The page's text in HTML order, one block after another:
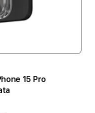
15 Pro